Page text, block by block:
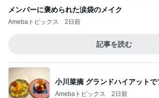
メンバーに褒められた涙袋のメイク
Amebaトピックス 2日前
記事を読む
小川菜摘 グランドハイアットで
Amebaトピックス 2日前